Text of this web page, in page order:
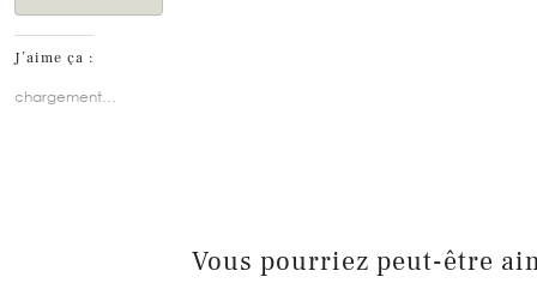
J’aime ça :
chargement…
Vous pourriez peut-être